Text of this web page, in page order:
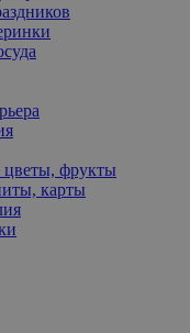
цветы, фрукты
карты